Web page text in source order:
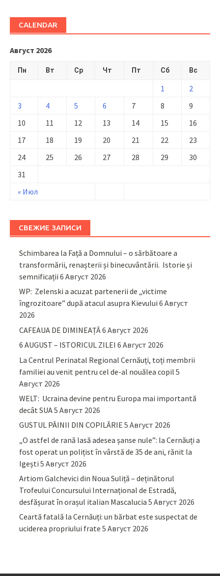
CALENDAR
Август 2026
Пн Вт Ср Чт Пт Сб Вс
« Июл
1
2
3
4 5 6 7 8
9
10
11 12 13 14 15
16
17
18 19 20 21 22
23
24
25 26 27 28 29
30
31
СВЕЖИЕ ЗАПИСИ
Schimbarea la Față a Domnului – o sărbătoare a
transformării, renașterii și binecuvântării. Istorie și
semnificații 6 Август 2026
WP: Zelenski a acuzat partenerii de „victime
îngrozitoare” după atacul asupra Kievului 6 Август
2026
CAFEAUA DE DIMINEAȚĂ6 Август 2026
6 AUGUST – ISTORICUL ZILEI 6 Август 2026
La Centrul Perinatal Regional Cernăuți, toți membrii
familiei au venit pentru cel de-al nouălea copil 5
Август 2026
WELT: Ucraina devine pentru Europa mai importantă
decât SUA5 Август 2026
GUSTUL PÂINII DIN COPILĂRIE 5 Август 2026
„O astfel de rană lasă adesea șanse nule”: la Cernăuți a
fost operat un polițist în vârstă de 35 de ani, rănit la
Igești 5 Август 2026
Artiom Galchevici din Noua Suliță – deținătorul
Trofeului Concursului Internațional de Estradă,
desfășurat în orașul italian Mascalucia 5 Август 2026
Ceartă fatală la Cernăuți: un bărbat este suspectat de
uciderea propriului frate 5 Август 2026